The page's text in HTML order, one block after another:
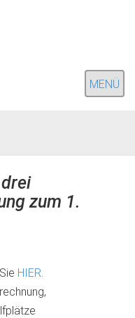
MENÜ
zum 1.
HIER.